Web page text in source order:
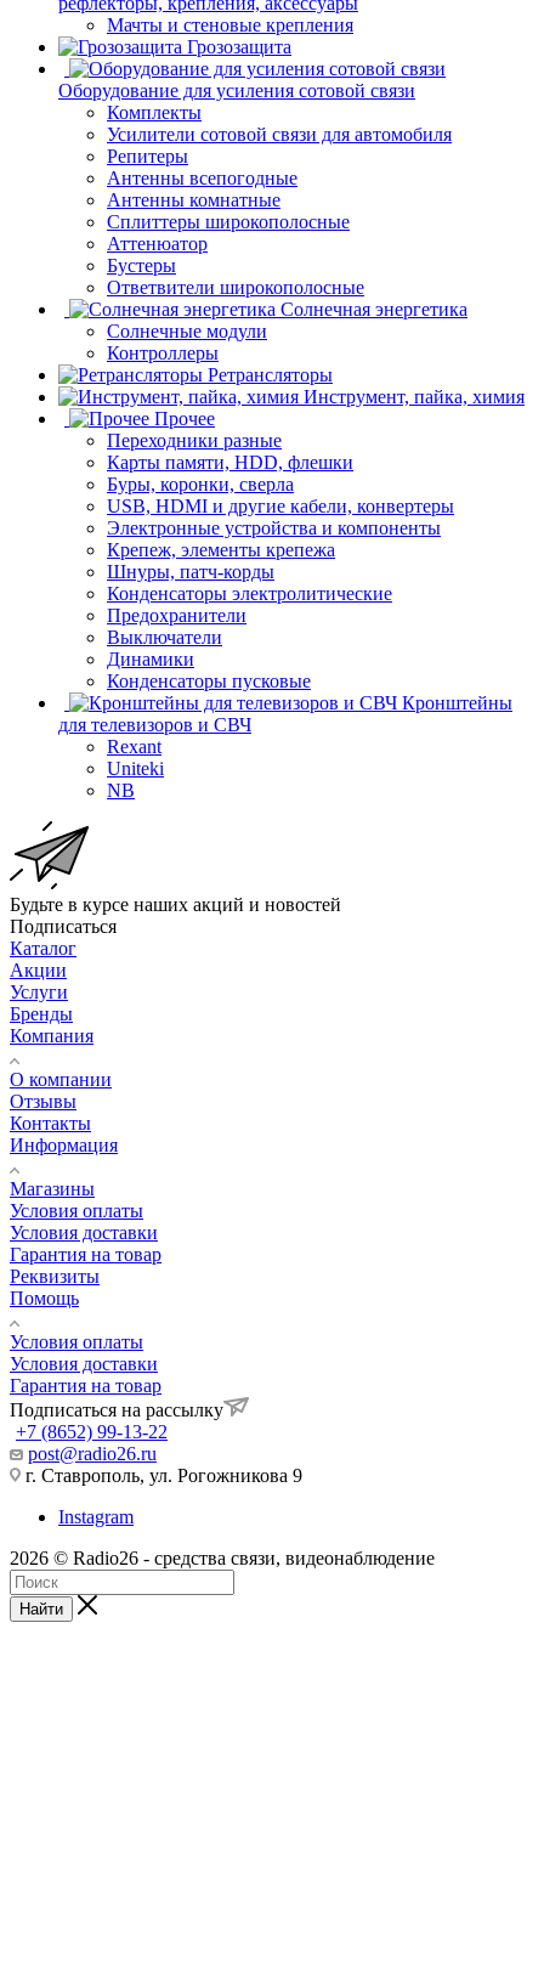
Мачты и стеновые крепления
Грозозащита
Оборудование для усиления сотовой связи
Комплекты
Усилители сотовой связи для автомобиля
Репитеры
Антенны всепогодные
Антенны комнатные
Сплиттеры широкополосные
Аттенюатор
Бустеры
Ответвители широкополосные
Солнечная энергетика
Солнечные модули
Контроллеры
Ретрансляторы
Инструмент, пайка, химия
Прочее
Переходники разные
Карты памяти, HDD, флешки
Буры, коронки, сверла
USB, HDMI и другие кабели, конвертеры
Электронные устройства и компоненты
Крепеж, элементы крепежа
Шнуры, патч-корды
Конденсаторы электролитические
Предохранители
Выключатели
Динамики
Конденсаторы пусковые
Кронштейны
для телевизоров и СВЧ
Rexant
Uniteki
NB
Будьте в курсе наших акций и новостей
Подписаться
Каталог
Акции
Услуги
Бренды
Компания
О компании
Отзывы
Контакты
Информация
Магазины
Условия оплаты
Условия доставки
Гарантия на товар
Реквизиты
Помощь
Условия оплаты
Условия доставки
Гарантия на товар
Подписаться на рассылку
+7 (8652) 99-13-22
post@radio26.ru
г. Ставрополь, ул. Рогожникова 9
Instagram
2026 © Radio26 - средства связи, видеонаблюдение
Найти